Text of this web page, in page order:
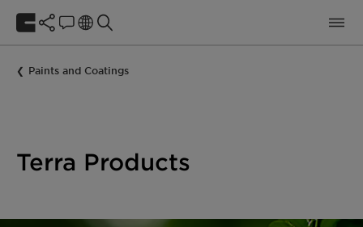
Paints and Coatings
Terra Products